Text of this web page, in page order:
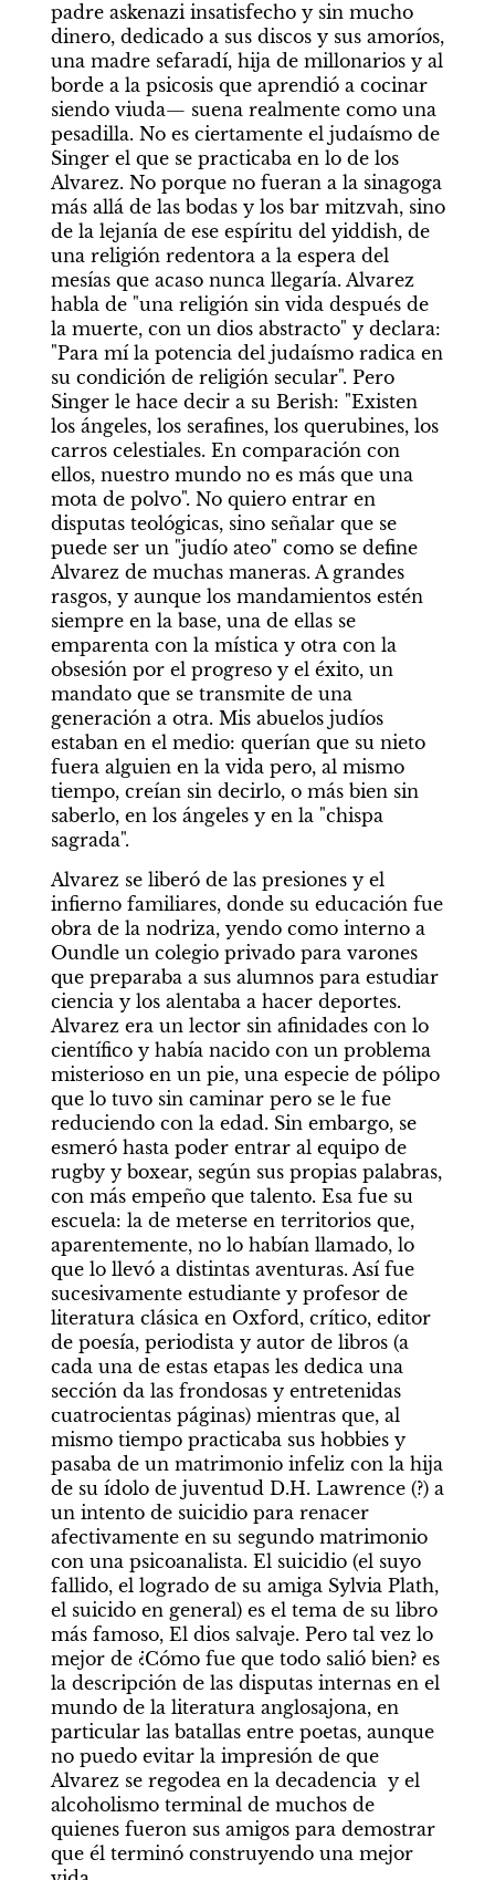
padre askenazi insatisfecho y sin mucho
dinero, dedicado a sus discos y sus amoríos,
una madre sefaradí, hija de millonarios y al
borde a la psicosis que aprendió a cocinar
siendo viuda— suena realmente como una
pesadilla. No es ciertamente el judaísmo de
Singer el que se practicaba en lo de los
Alvarez. No porque no fueran a la sinagoga
más allá de las bodas y los bar mitzvah, sino
de la lejanía de ese espíritu del yiddish, de
una religión redentora a la espera del
mesías que acaso nunca llegaría. Alvarez
habla de "una religión sin vida después de
la muerte, con un dios abstracto" y declara:
"Para mí la potencia del judaísmo radica en
su condición de religión secular". Pero
Singer le hace decir a su Berish: "Existen
los ángeles, los serafines, los querubines, los
carros celestiales. En comparación con
ellos, nuestro mundo no es más que una
mota de polvo". No quiero entrar en
disputas teológicas, sino señalar que se
puede ser un "judío ateo" como se define
Alvarez de muchas maneras. A grandes
rasgos, y aunque los mandamientos estén
siempre en la base, una de ellas se
emparenta con la mística y otra con la
obsesión por el progreso y el éxito, un
mandato que se transmite de una
generación a otra. Mis abuelos judíos
estaban en el medio: querían que su nieto
fuera alguien en la vida pero, al mismo
tiempo, creían sin decirlo, o más bien sin
saberlo, en los ángeles y en la "chispa
sagrada".
Alvarez se liberó de las presiones y el
infierno familiares, donde su educación fue
obra de la nodriza, yendo como interno a
Oundle un colegio privado para varones
que preparaba a sus alumnos para estudiar
ciencia y los alentaba a hacer deportes.
Alvarez era un lector sin afinidades con lo
científico y había nacido con un problema
misterioso en un pie, una especie de pólipo
que lo tuvo sin caminar pero se le fue
reduciendo con la edad. Sin embargo, se
esmeró hasta poder entrar al equipo de
rugby y boxear, según sus propias palabras,
con más empeño que talento. Esa fue su
escuela: la de meterse en territorios que,
aparentemente, no lo habían llamado, lo
que lo llevó a distintas aventuras. Así fue
sucesivamente estudiante y profesor de
literatura clásica en Oxford, crítico, editor
de poesía, periodista y autor de libros (a
cada una de estas etapas les dedica una
sección da las frondosas y entretenidas
cuatrocientas páginas) mientras que, al
mismo tiempo practicaba sus hobbies y
pasaba de un matrimonio infeliz con la hija
de su ídolo de juventud D.H. Lawrence (?) a
un intento de suicidio para renacer
afectivamente en su segundo matrimonio
con una psicoanalista. El suicidio (el suyo
fallido, el logrado de su amiga Sylvia Plath,
el suicido en general) es el tema de su libro
más famoso, El dios salvaje. Pero tal vez lo
mejor de ¿Cómo fue que todo salió bien? es
la descripción de las disputas internas en el
mundo de la literatura anglosajona, en
particular las batallas entre poetas, aunque
no puedo evitar la impresión de que
Alvarez se regodea en la decadencia  y el
alcoholismo terminal de muchos de
quienes fueron sus amigos para demostrar
que él terminó construyendo una mejor